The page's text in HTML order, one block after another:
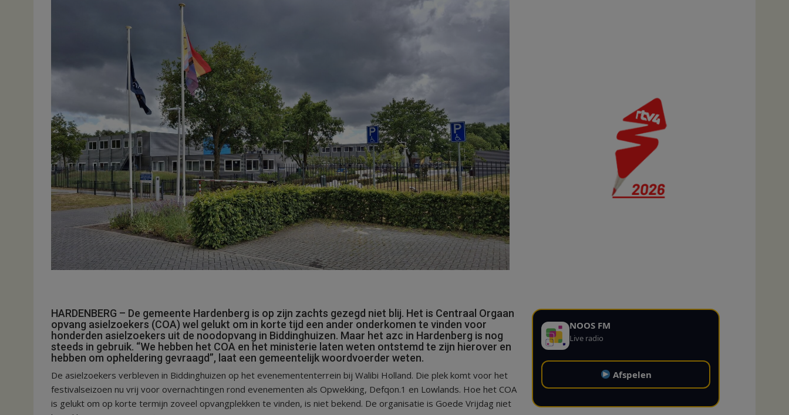
HARDENBERG – De gemeente Hardenberg is op zijn zachts gezegd niet blij. Het is Centraal Orgaan
opvang asielzoekers (COA) wel gelukt om in korte tijd een ander onderkomen te vinden voor
honderden asielzoekers uit de noodopvang in Biddinghuizen. Maar het azc in Hardenberg is nog
steeds in gebruik. “We hebben het COA en het ministerie laten weten ontstemd te zijn hierover en
hebben om opheldering gevraagd”, laat een gemeentelijk woordvoerder weten.
De asielzoekers verbleven in Biddinghuizen op het evenemententerrein bij Walibi Holland. Die plek komt voor het
festivalseizoen nu vrij voor overnachtingen rond evenementen als Opwekking, Defqon.1 en Lowlands. Hoe het COA
is gelukt om op korte termijn zoveel opvangplekken te vinden, is niet bekend. De organisatie is Goede Vrijdag niet
NOOS FM
Live radio
Afspelen